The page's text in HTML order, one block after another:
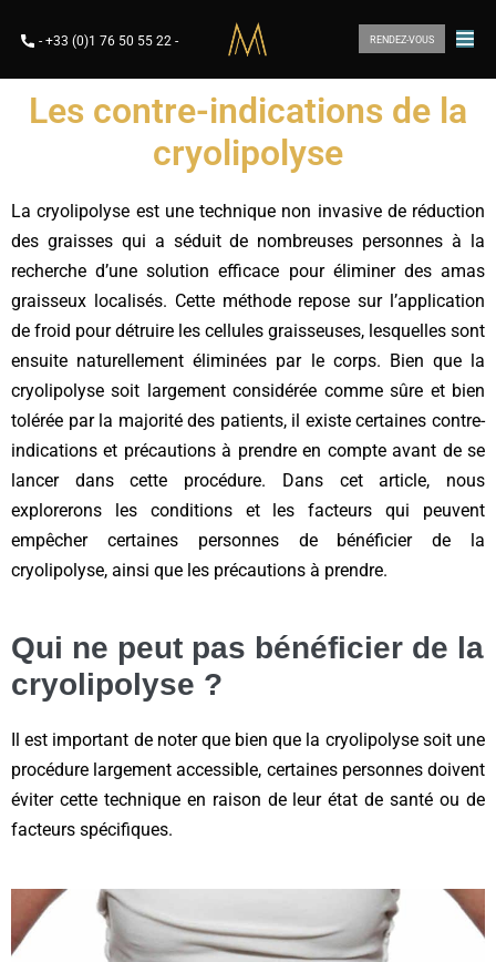
- +33 (0)1 76 50 55 22 - RENDEZ-VOUS
Les contre-indications de la
cryolipolyse
La cryolipolyse est une technique non invasive de réduction
des graisses qui a séduit de nombreuses personnes à la
recherche d’une solution efficace pour éliminer des amas
graisseux localisés. Cette méthode repose sur l’application
de froid pour détruire les cellules graisseuses, lesquelles sont
ensuite naturellement éliminées par le corps. Bien que la
cryolipolyse soit largement considérée comme sûre et bien
tolérée par la majorité des patients, il existe certaines contre-
indications et précautions à prendre en compte avant de se
lancer dans cette procédure. Dans cet article, nous
explorerons les conditions et les facteurs qui peuvent
empêcher certaines personnes de bénéficier de la
cryolipolyse, ainsi que les précautions à prendre.
Qui ne peut pas bénéficier de la
cryolipolyse ?
Il est important de noter que bien que la cryolipolyse soit une
procédure largement accessible, certaines personnes doivent
éviter cette technique en raison de leur état de santé ou de
facteurs spécifiques.